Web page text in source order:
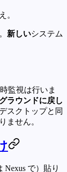
。
新しいシステム
監視は行いま
ラウンドに戻し
スクトップと同
ません。
Nexus で）貼り